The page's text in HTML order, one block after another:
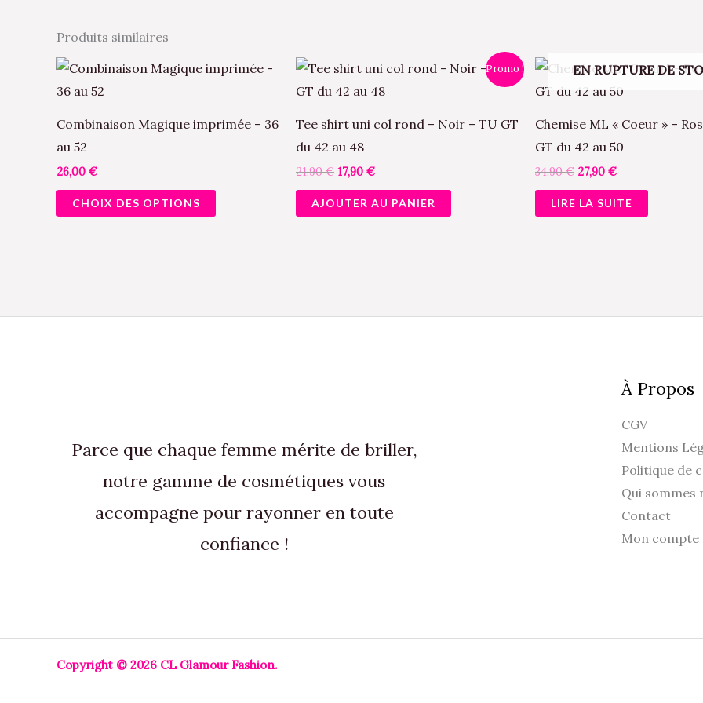
Produits similaires
Combinaison Magique imprimée – 36
au 52
26,00 €
CHOIX DES OPTIONS
Ce
la
Promo !
Tee shirt uni col rond – Noir – TU GT
du 42 au 48
21,90€
Le
prix
initial
21,90 €.
17,90 €
Le
prix
actuel
17,90 €.
AJOUTER AU PANIER
EN RUPTURE DE
Chemise ML « Coeur » –
GT du 42 au 50
34,90€
Le
prix
initial
34,90 €.
27,90 €
Le
prix
actuel
27,90 €.
LIRE LA SUITE
Parce que chaque femme mérite de briller,
notre gamme de cosmétiques vous
accompagne pour rayonner en toute
confiance !
À Propos
CGV
Mentions
Politique de
Qui sommes
Contact
Mon compte
Copyright © 2026 CL Glamour Fashion.